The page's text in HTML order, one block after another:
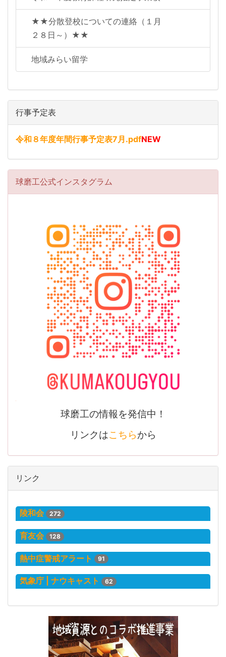
★★分散登校についての連絡（１月
２８日～）★★
地域みらい留学
行事予定表
令和８年度年間行事予定表7月.pdfNEW
球磨工公式インスタグラム
球磨工の情報を発信中！
リンクはこちらから
リンク
陵和会 272
育友会 128
熱中症警戒アラート 91
気象庁 | ナウキャスト 62